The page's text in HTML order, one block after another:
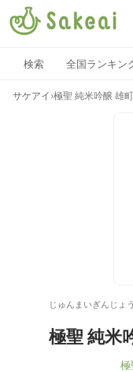
検索 全国ランキン
サケアイ ›極聖 純米吟醸 雄
じゅんまいぎんじょ
極聖 純米
極